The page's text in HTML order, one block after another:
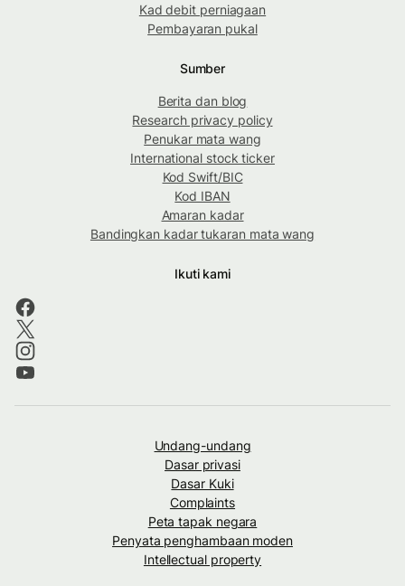
Kad debit perniagaan
Pembayaran pukal
Sumber
Berita dan blog
Research privacy policy
Penukar mata wang
International stock ticker
Kod Swift/BIC
Kod IBAN
Amaran kadar
Bandingkan kadar tukaran mata wang
Ikuti kami
Undang-undang
Dasar privasi
Dasar Kuki
Complaints
Peta tapak negara
Penyata penghambaan moden
Intellectual property